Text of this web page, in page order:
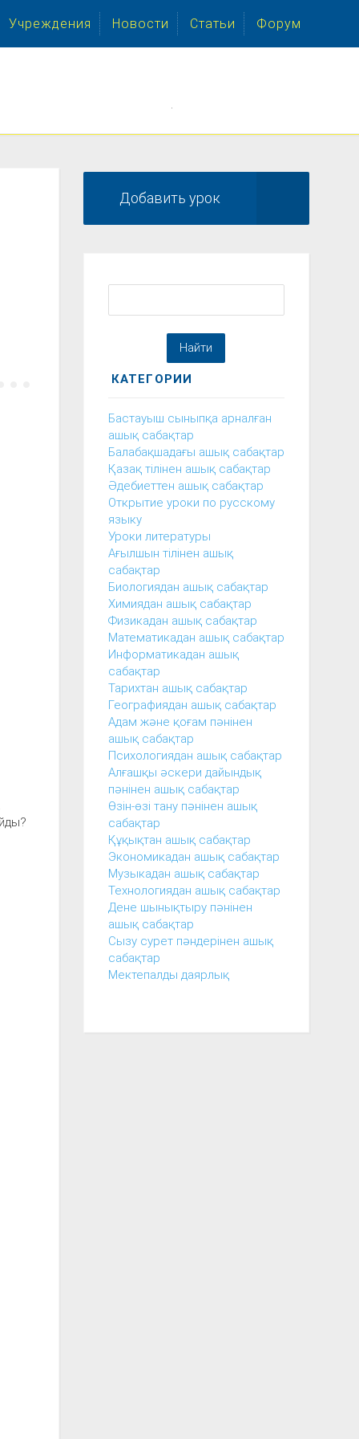
Учреждения Новости Статьи Форум
Добавить урок
КАТЕГОРИИ
Бастауыш сыныпқа арналған
ашық сабақтар
Балабақшадағы ашық сабақтар
Қазақ тілінен ашық сабақтар
Әдебиеттен ашық сабақтар
Открытие уроки по русскому
языку
Уроки литературы
Ағылшын тілінен ашық
сабақтар
Биологиядан ашық сабақтар
Химиядан ашық сабақтар
Физикадан ашық сабақтар
Математикадан ашық сабақтар
Информатикадан ашық
сабақтар
Тарихтан ашық сабақтар
Географиядан ашық сабақтар
Адам және қоғам пәнінен
ашық сабақтар
Психологиядан ашық сабақтар
Алғашқы әскери дайындық
пәнінен ашық сабақтар
Өзін-өзі тану пәнінен ашық
сабақтар
Құқықтан ашық сабақтар
Экономикадан ашық сабақтар
Музыкадан ашық сабақтар
Технологиядан ашық сабақтар
Дене шынықтыру пәнінен
ашық сабақтар
Сызу сурет пәндерінен ашық
сабақтар
Мектепалды даярлық
.